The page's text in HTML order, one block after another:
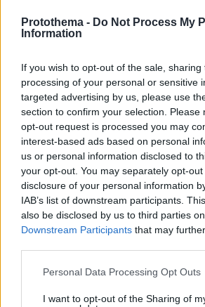
Protothema - Do Not Process My
Information
If you wish to opt-out of the sale,
processing of your personal or sensitive
targeted advertising by us, please use
section to confirm your selection. Please
opt-out request is processed you may
interest-based ads based on personal
us or personal information disclosed to
your opt-out. You may separately opt-
disclosure of your personal information
IAB’s list of downstream participants.
also be disclosed by us to third parties
Downstream Participants that may
Please note that this website/app uses
not limited to your visit or usage
Personal Data Processing Opt Outs
I want to opt-out of the Sharing of
να δίνουμε τον καλύτερό μας
προσδοκίες μας μπορεί να
κρατάω το γεγονός ότι δώσαμε
μπορούσαμε και μέσα στις
είχαμε. Κάθε τέλος και μια νέα
«Στούντιο 4»
Η εκπομπή «Στούντιο 4» έριξε
αυλαία για το καλοκαίρι και
ραντεβού για την επόμενη
Σε μια όμορφη διάθεση, η
και ο Θανάσης